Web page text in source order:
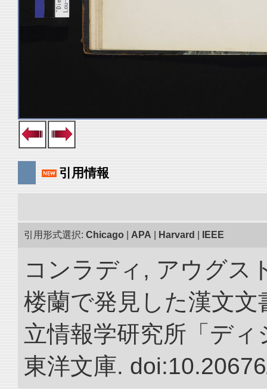
引用情報
引用形式選択: Chicago APA Harvard IEEE
コンラディ, アウグス
楼蘭で発見した漢文文
立情報学研究所「デ
東洋文庫.